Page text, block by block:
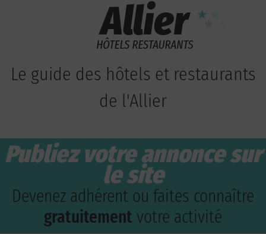
Le guide des hôtels et restaurants
de l'Allier
Publiez votre annonce sur
le site
Devenez adhérent ou faites connaître
gratuitement votre activité